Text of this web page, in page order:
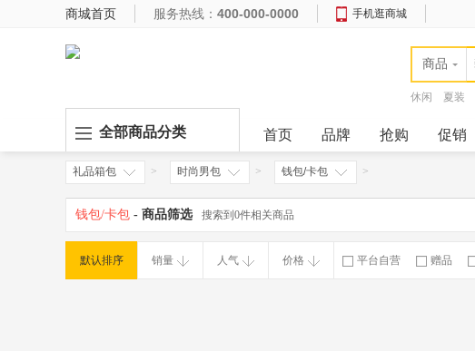
商城首页 服务热线： 400-000-0000 手机逛商城
商品
休闲 夏装
全部商品分类 首页 品牌 抢购 促销
礼品箱包 > 时尚男包 > 钱包/卡包 >
钱包/卡包 - 商品筛选 搜索到0件相关商品
默认排序 销量 人气 价格 平台自营 赠品